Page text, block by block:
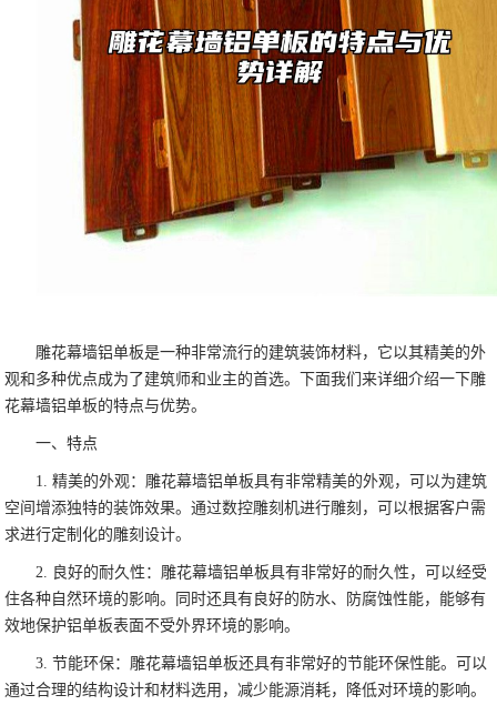
雕花幕墙铝单板是一种非常流行的建筑装饰材料，它以其精美的外
观和多种优点成为了建筑师和业主的首选。下面我们来详细介绍一下雕
花幕墙铝单板的特点与优势。
一、特点
1. 精美的外观：雕花幕墙铝单板具有非常精美的外观，可以为建筑
空间增添独特的装饰效果。通过数控雕刻机进行雕刻，可以根据客户需
求进行定制化的雕刻设计。
2. 良好的耐久性：雕花幕墙铝单板具有非常好的耐久性，可以经受
住各种自然环境的影响。同时还具有良好的防水、防腐蚀性能，能够有
效地保护铝单板表面不受外界环境的影响。
3. 节能环保：雕花幕墙铝单板还具有非常好的节能环保性能。可以
通过合理的结构设计和材料选用，减少能源消耗，降低对环境的影响。